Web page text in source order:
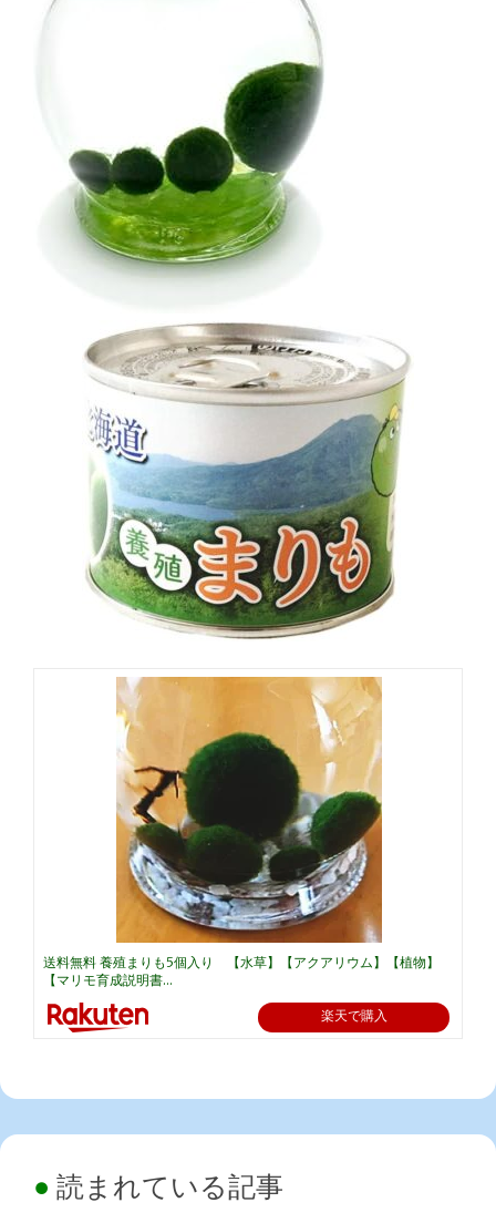
送料無料 養殖まりも5個入り 【水草】【アクアリウム】【植物】
【マリモ育成説明書...
楽天で購入
読まれている記事